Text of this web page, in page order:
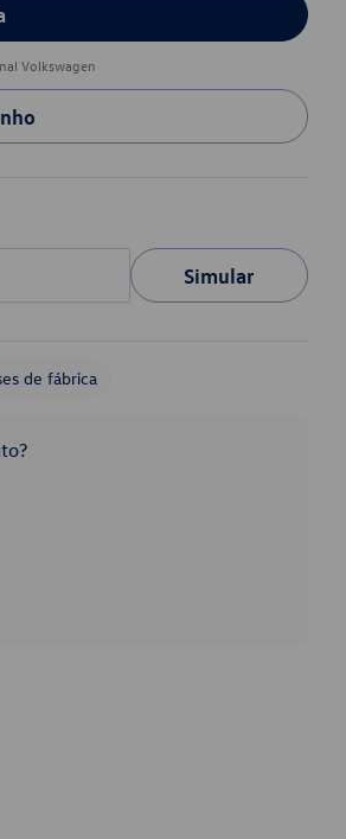
Volkswagen
Simular
de fábrica